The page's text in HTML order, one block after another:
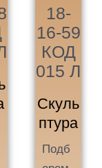
18-
16-59
КОД
015 Л
Скуль
птура
Подб